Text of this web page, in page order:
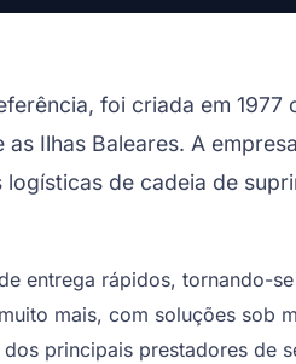
foi criada em
Ilhas Baleares. A
de cadeia de
entrega rápidos, tornando-
mais, com soluções
principais prestadores de